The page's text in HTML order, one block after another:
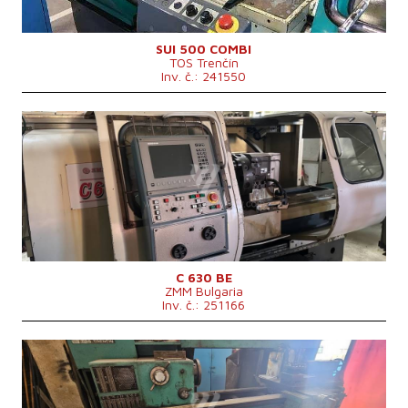
Revolverová hlava
Oběžný průměr nad suportem290 mm
3550 x 1630 x 1820 mm
3000 kg
SUI 500 COMBI
TOS Trenčín
Inv. č.: 241550
Rok výroby:
0
Řídící systém
ano
Řídící systém Heidenhain
Točný průměr
630 mm
Točná délka
1000 mm
Šikmé lože
ne
Vrtání vřetene
103 mm
Revolverová hlava
ano
Oběžný průměr nad suportem430 mm
C 630 BE
ZMM Bulgaria
Inv. č.: 251166
Rok výroby:
Řídící systém
ne
Točný průměr
630 mm